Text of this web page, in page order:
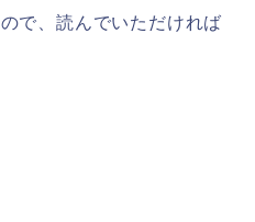
で、読んでいただければ